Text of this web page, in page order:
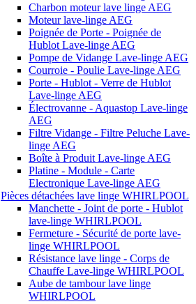
Charbon moteur lave linge AEG
Moteur lave-linge AEG
Poignée de Porte - Poignée de
Hublot Lave-linge AEG
Pompe de Vidange Lave-linge AEG
Courroie - Poulie Lave-linge AEG
Porte - Hublot - Verre de Hublot
Lave-linge AEG
Électrovanne - Aquastop Lave-linge
AEG
Filtre Vidange - Filtre Peluche Lave-
linge AEG
Boîte à Produit Lave-linge AEG
Platine - Module - Carte
Electronique Lave-linge AEG
Pièces détachées lave linge WHIRLPOOL
Manchette - Joint de porte - Hublot
lave-linge WHIRLPOOL
Fermeture - Sécurité de porte lave-
linge WHIRLPOOL
Résistance lave linge - Corps de
Chauffe Lave-linge WHIRLPOOL
Aube de tambour lave linge
WHIRLPOOL